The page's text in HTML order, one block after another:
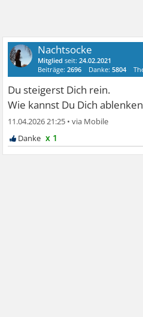
Nachtsocke
Mitglied seit:24.02.2021
Beiträge:2696 Danke:5804
Du steigerst Dich rein.
Wie kannst Du Dich
11.04.2026 21:25 •
x 1